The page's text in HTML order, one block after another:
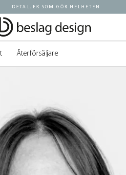
DETALJER SOM GÖR HELHETEN
Återförsäljare